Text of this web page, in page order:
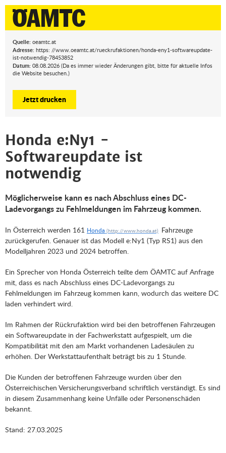
Quelle: oeamtc.at
Adresse: https: //www.oeamtc.at/rueckrufaktionen/honda-eny1-softwareupdate-
ist-notwendig-78453852
Datum: 08.08.2026 (Da es immer wieder Änderungen gibt, bitte für aktuelle Infos
die Website besuchen.)
Jetzt drucken
Honda e:Ny1 -
Softwareupdate ist
notwendig
Möglicherweise kann es nach Abschluss eines DC-
Ladevorgangs zu Fehlmeldungen im Fahrzeug kommen.
In Österreich werden 161 Honda
Fahrzeuge
zurückgerufen. Genauer ist das Modell e:Ny1 (Typ RS1) aus den
Modelljahren 2023 und 2024 betroffen.
Ein Sprecher von Honda Österreich teilte dem ÖAMTC auf Anfrage
mit, dass es nach Abschluss eines DC-Ladevorgangs zu
Fehlmeldungen im Fahrzeug kommen kann, wodurch das weitere DC
laden verhindert wird.
Im Rahmen der Rückrufaktion wird bei den betroffenen Fahrzeugen
ein Softwareupdate in der Fachwerkstatt aufgespielt, um die
Kompatibilität mit den am Markt vorhandenen Ladesäulen zu
erhöhen. Der Werkstattaufenthalt beträgt bis zu 1 Stunde.
Die Kunden der betroffenen Fahrzeuge wurden über den
Österreichischen Versicherungsverband schriftlich verständigt. Es sind
in diesem Zusammenhang keine Unfälle oder Personenschäden
bekannt.
Stand: 27.03.2025